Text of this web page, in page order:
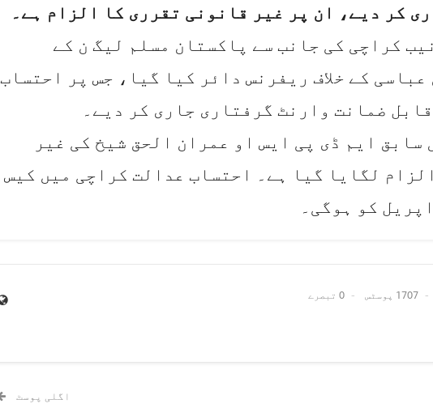
کر دیے، ان پر غیر قانونی تقرری کا الزام ہے۔
کراچی کی جانب سے پاکستان مسلم لیگ ن کے
کے خلاف ریفرنس دائر کیا گیا، جس پر احتساب
ضمانت وارنٹ گرفتاری جاری کر دیے۔
سابق ایم ڈی پی ایس او عمران الحق شیخ کی غیر
لگایا گیا ہے۔ احتساب عدالت کراچی میں کیس
1707 پوسٹس 0 تبصرے
اگلی پوسٹ